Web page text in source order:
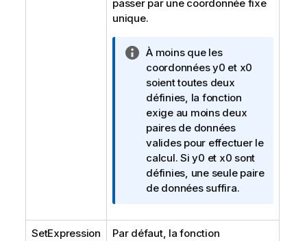
passer par une coordonnée fixe
unique.
N
o
t
e
I
n
f
o
r
m
t
i
À moins que les
coordonnéesy0 et x0
soient toutes deux
définies, la fonction
exige au moins deux
paires de données
valides pour effectuer le
calcul. Siy0 et x0 sont
définies, une seule paire
de données suffira.
SetExpression
Par défaut, la fonction